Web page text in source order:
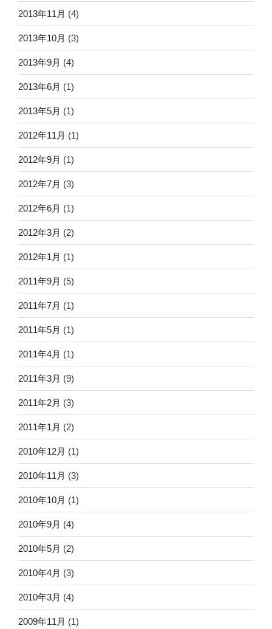
2013年11月 (4)
2013年10月 (3)
2013年9月 (4)
2013年6月 (1)
2013年5月 (1)
2012年11月 (1)
2012年9月 (1)
2012年7月 (3)
2012年6月 (1)
2012年3月 (2)
2012年1月 (1)
2011年9月 (5)
2011年7月 (1)
2011年5月 (1)
2011年4月 (1)
2011年3月 (9)
2011年2月 (3)
2011年1月 (2)
2010年12月 (1)
2010年11月 (3)
2010年10月 (1)
2010年9月 (4)
2010年5月 (2)
2010年4月 (3)
2010年3月 (4)
2009年11月 (1)